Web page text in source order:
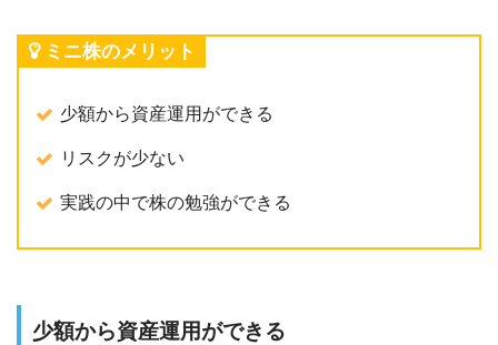
ミニ株のメリット
少額から資産運用ができる
リスクが少ない
実践の中で株の勉強ができる
少額から資産運用ができる